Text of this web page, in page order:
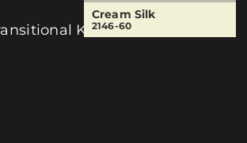
Cream Silk
2146-60